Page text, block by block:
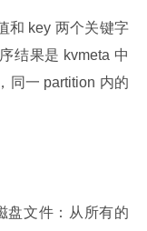
和 key 两个关键字
结果是 kvmeta 中
同一 partition 内的
盘文件：从所有的